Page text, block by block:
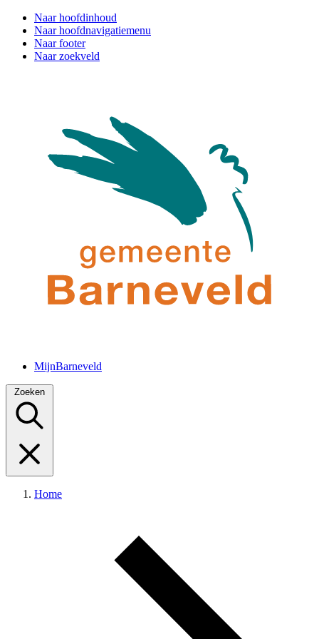
Naar hoofdinhoud
Naar hoofdnavigatiemenu
Naar footer
Naar zoekveld
MijnBarneveld
Zoeken
Home